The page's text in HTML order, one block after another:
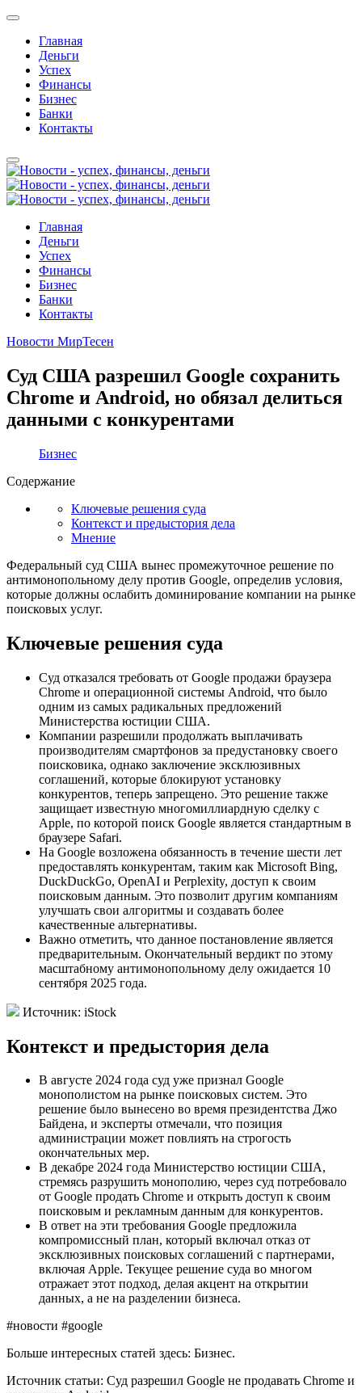
Главная
Деньги
Успех
Финансы
Бизнес
Банки
Контакты
Главная
Деньги
Успех
Финансы
Бизнес
Банки
Контакты
Новости МирТесен
Суд США разрешил Google сохранить
Chrome и Android, но обязал делиться
данными с конкурентами
Бизнес
Содержание
Ключевые решения суда
Контекст и предыстория дела
Мнение
Федеральный суд США вынес промежуточное решение по
антимонопольному делу против Google, определив условия,
которые должны ослабить доминирование компании на рынке
поисковых услуг.
Ключевые решения суда
Суд отказался требовать от Google продажи браузера
Chrome и операционной системы Android, что было
одним из самых радикальных предложений
Министерства юстиции США.
Компании разрешили продолжать выплачивать
производителям смартфонов за предустановку своего
поисковика, однако заключение эксклюзивных
соглашений, которые блокируют установку
конкурентов, теперь запрещено. Это решение также
защищает известную многомиллиардную сделку с
Apple, по которой поиск Google является стандартным в
браузере Safari.
На Google возложена обязанность в течение шести лет
предоставлять конкурентам, таким как Microsoft Bing,
DuckDuckGo, OpenAI и Perplexity, доступ к своим
поисковым данным. Это позволит другим компаниям
улучшать свои алгоритмы и создавать более
качественные альтернативы.
Важно отметить, что данное постановление является
предварительным. Окончательный вердикт по этому
масштабному антимонопольному делу ожидается 10
сентября 2025 года.
Источник: iStock
Контекст и предыстория дела
В августе 2024 года суд уже признал Google
монополистом на рынке поисковых систем. Это
решение было вынесено во время президентства Джо
Байдена, и эксперты отмечали, что позиция
администрации может повлиять на строгость
окончательных мер.
В декабре 2024 года Министерство юстиции США,
стремясь разрушить монополию, через суд потребовало
от Google продать Chrome и открыть доступ к своим
поисковым и рекламным данным для конкурентов.
В ответ на эти требования Google предложила
компромиссный план, который включал отказ от
эксклюзивных поисковых соглашений с партнерами,
включая Apple. Текущее решение суда во многом
отражает этот подход, делая акцент на открытии
данных, а не на разделении бизнеса.
#новости #google
Больше интересных статей здесь: Бизнес.
Источник статьи: Суд разрешил Google не продавать Chrome и